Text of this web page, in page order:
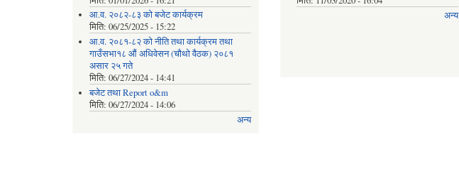
आ.व. २०८२-८३ को बजेट कार्यक्रम
मिति: 06/25/2025 - 15:22
आ.व. २०८१-८२ को नीति तथा कार्यक्रम तथा
गाउँसभा१८ औं अधिवेसन (चौथो वैठक) २०८१
असार २५ गते
मिति: 06/27/2024 - 14:41
बजेट तथा Report o&m
मिति: 06/27/2024 - 14:06
अन्य
अन्य